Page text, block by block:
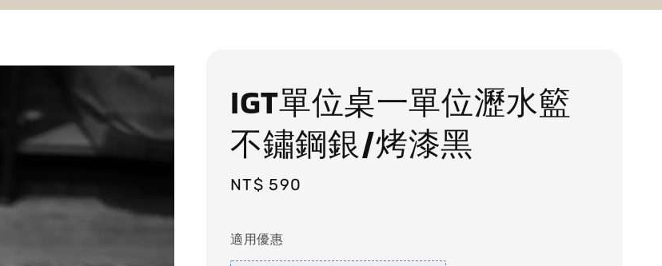
IGT單位桌一單位瀝水籃
不鏽鋼銀/烤漆黑
Regular
NT$ 590
適用優惠